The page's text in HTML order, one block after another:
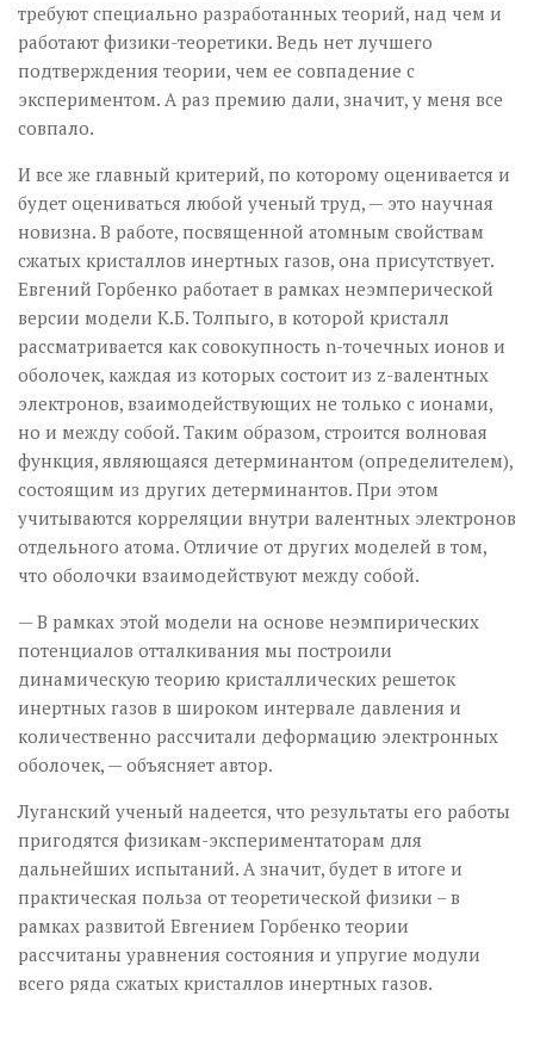
требуют специально разработанных теорий, над чем и
работают физики-теоретики. Ведь нет лучшего
подтверждения теории, чем ее совпадение с
экспериментом. А раз премию дали, значит, у меня все
совпало.
И все же главный критерий, по которому оценивается и
будет оцениваться любой ученый труд, — это научная
новизна. В работе, посвященной атомным свойствам
сжатых кристаллов инертных газов, она присутствует.
Евгений Горбенко работает в рамках неэмперической
версии модели К.Б. Толпыго, в которой кристалл
рассматривается как совокупность n-точечных ионов и
оболочек, каждая из которых состоит из z-валентных
электронов, взаимодействующих не только с ионами,
но и между собой. Таким образом, строится волновая
функция, являющаяся детерминантом (определителем),
состоящим из других детерминантов. При этом
учитываются корреляции внутри валентных электронов
отдельного атома. Отличие от других моделей в том,
что оболочки взаимодействуют между собой.
— В рамках этой модели на основе неэмпирических
потенциалов отталкивания мы построили
динамическую теорию кристаллических решеток
инертных газов в широком интервале давления и
количественно рассчитали деформацию электронных
оболочек, — объясняет автор.
Луганский ученый надеется, что результаты его работы
пригодятся физикам-экспериментаторам для
дальнейших испытаний. А значит, будет в итоге и
практическая польза от теоретической физики – в
рамках развитой Евгением Горбенко теории
рассчитаны уравнения состояния и упругие модули
всего ряда сжатых кристаллов инертных газов.